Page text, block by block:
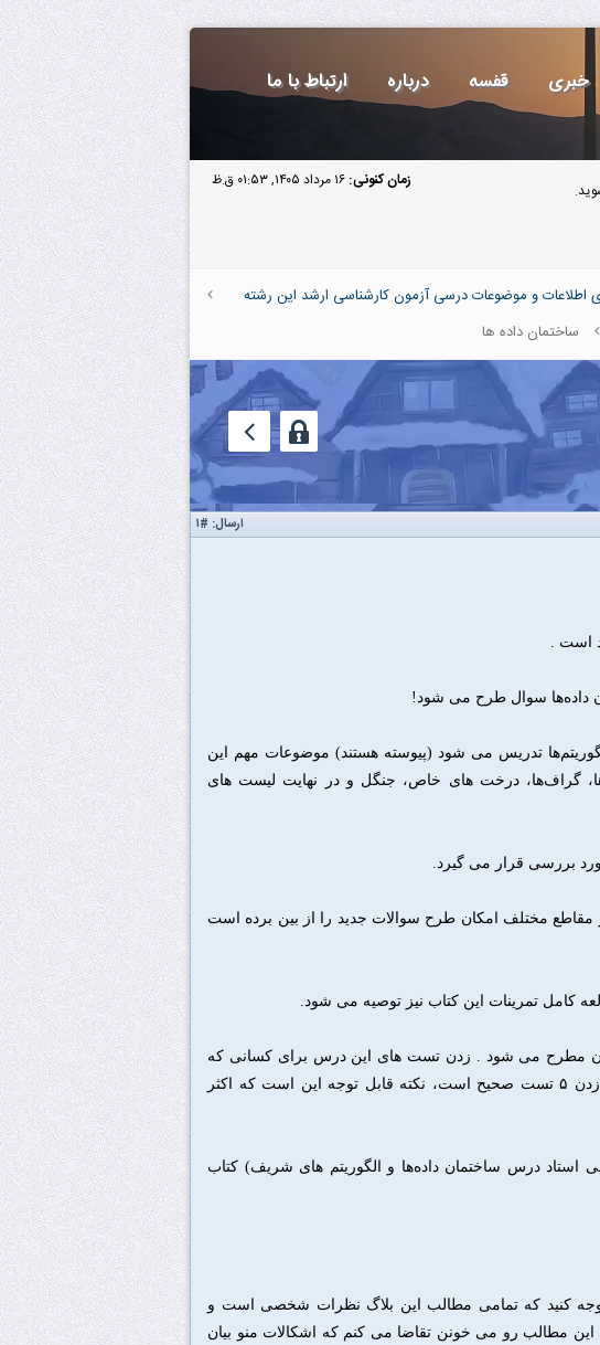
خبری قفسه درباره ارتباط با ما
زمان کنونی: ۱۶ مرداد ۱۴۰۵, ۰۱:۵۳ ق.ظ
و موضوعات درسی آزمون کارشناسی ارشد این رشته
ساختمان داده ها
ارسال: #۱
است .
داده‌ها سوال طرح می شود!
تدریس می شود (پیوسته هستند) موضوعات مهم این
گراف‌ها‌، درخت های خاص‌، جنگل و در نهایت لیست های
بررسی قرار می گیرد.
مختلف امکان طرح سوالات جدید را از بین برده است
کامل تمرینات این کتاب نیز توصیه می شود.
است و تعداد ۶ سوال از مباحث آن مطرح می شود . زدن تست های این درس برای کسانی که
برنامه نویسان قویی باشند کار دشواری نیست! نتیجه عالی در این زدن ۵ تست صحیح است، نکته قابل توجه این است که اکثر
استاد درس ساختمان داده‌ها و الگوریتم های شریف) کتاب
کنید که تمامی مطالب این بلاگ نظرات شخصی است و
مطالب رو می خونن تقاضا می کنم که اشکالات منو بیان